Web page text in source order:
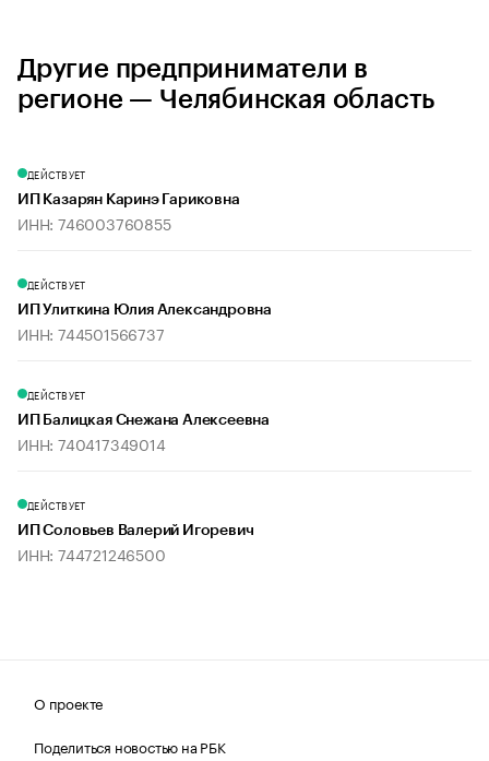
Другие предприниматели в
регионе — Челябинская область
ДЕЙСТВУЕТ
ИП Казарян Каринэ Гариковна
ИНН: 746003760855
ДЕЙСТВУЕТ
ИП Улиткина Юлия Александровна
ИНН: 744501566737
ДЕЙСТВУЕТ
ИП Балицкая Снежана Алексеевна
ИНН: 740417349014
ДЕЙСТВУЕТ
ИП Соловьев Валерий Игоревич
ИНН: 744721246500
О проекте
Поделиться новостью на РБК